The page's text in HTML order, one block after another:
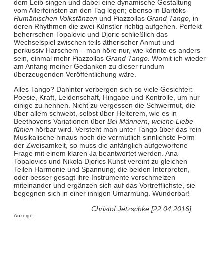
dem Leib singen und dabei eine dynamische Gestaltung
vom Allerfeinsten an den Tag legen; ebenso in Bartóks
Rumänischen Volkstänzen und Piazzollas Grand Tango, in
deren Rhythmen die zwei Künstler richtig aufgehen. Perfekt
beherrschen Topalovic und Djoric schließlich das
Wechselspiel zwischen teils ätherischer Anmut und
perkussiv Harschem – man höre nur, wie könnte es anders
sein, einmal mehr Piazzollas Grand Tango. Womit ich wieder
am Anfang meiner Gedanken zu dieser rundum
überzeugenden Veröffentlichung wäre.
Alles Tango? Dahinter verbergen sich so viele Gesichter:
Poesie, Kraft, Leidenschaft, Hingabe und Kontrolle, um nur
einige zu nennen. Nicht zu vergessen die Schwermut, die
über allem schwebt, selbst über Heiterem, wie es in
Beethovens Variationen überBei Männern, welche Liebe
fühlen hörbar wird. Versteht man unter Tango über das rein
Musikalische hinaus noch die vermutlich sinnlichste Form
der Zweisamkeit, so muss die anfänglich aufgeworfene
Frage mit einem klaren Ja beantwortet werden. Ana
Topalovics und Nikola Djorics Kunst vereint zu gleichen
Teilen Harmonie und Spannung; die beiden Interpreten,
oder besser gesagt ihre Instrumente verschmelzen
miteinander und ergänzen sich auf das Vortrefflichste, sie
begegnen sich in einer innigen Umarmung. Wunderbar!
Christof Jetzschke [22.04.2016]
Anzeige